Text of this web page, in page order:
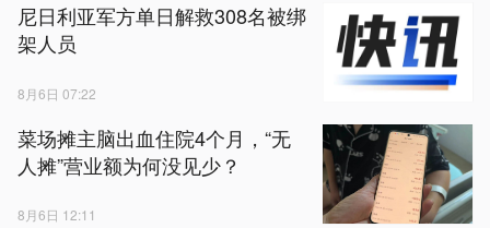
尼日利亚军方单日解救308名被绑
架人员
8月6日 07:22
菜场摊主脑出血住院4个月，“无
人摊”营业额为何没见少？
8月6日 12:11